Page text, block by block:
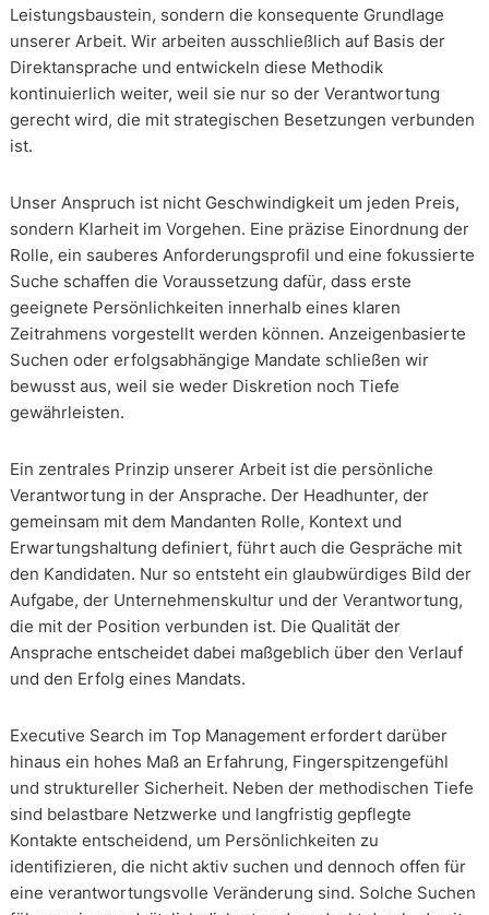
Leistungsbaustein, sondern die konsequente Grundlage
unserer Arbeit. Wir arbeiten ausschließlich auf Basis der
Direktansprache und entwickeln diese Methodik
kontinuierlich weiter, weil sie nur so der Verantwortung
gerecht wird, die mit strategischen Besetzungen verbunden
ist.
Unser Anspruch ist nicht Geschwindigkeit um jeden Preis,
sondern Klarheit im Vorgehen. Eine präzise Einordnung der
Rolle, ein sauberes Anforderungsprofil und eine fokussierte
Suche schaffen die Voraussetzung dafür, dass erste
geeignete Persönlichkeiten innerhalb eines klaren
Zeitrahmens vorgestellt werden können. Anzeigenbasierte
Suchen oder erfolgsabhängige Mandate schließen wir
bewusst aus, weil sie weder Diskretion noch Tiefe
gewährleisten.
Ein zentrales Prinzip unserer Arbeit ist die persönliche
Verantwortung in der Ansprache. Der Headhunter, der
gemeinsam mit dem Mandanten Rolle, Kontext und
Erwartungshaltung definiert, führt auch die Gespräche mit
den Kandidaten. Nur so entsteht ein glaubwürdiges Bild der
Aufgabe, der Unternehmenskultur und der Verantwortung,
die mit der Position verbunden ist. Die Qualität der
Ansprache entscheidet dabei maßgeblich über den Verlauf
und den Erfolg eines Mandats.
Executive Search im Top Management erfordert darüber
hinaus ein hohes Maß an Erfahrung, Fingerspitzengefühl
und struktureller Sicherheit. Neben der methodischen Tiefe
sind belastbare Netzwerke und langfristig gepflegte
Kontakte entscheidend, um Persönlichkeiten zu
identifizieren, die nicht aktiv suchen und dennoch offen für
eine verantwortungsvolle Veränderung sind. Solche Suchen